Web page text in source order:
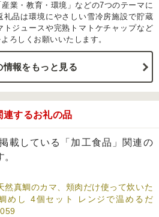
業・教育・環境」などの7つのテーマに
品は環境にやさしい雪冷房施設で貯蔵
トジュースや完熟トマトケチャップなど
ろしくお願いいたします。
情報をもっと見る
連するお礼の品
載している「加工食品」関連の
然真鯛のカマ、頬肉だけ使って炊いた
めし 4個セット レンジで温めるだ